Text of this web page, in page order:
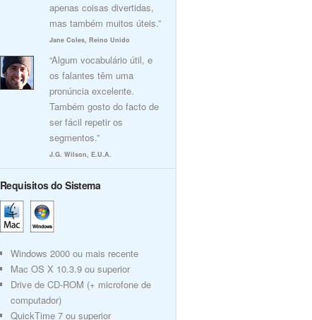
apenas coisas divertidas,
mas também muitos úteis.”
Jane Coles, Reino Unido
“Algum vocabulário útil, e
os falantes têm uma
pronúncia excelente.
Também gosto do facto de
ser fácil repetir os
segmentos.”
J.G. Wilson, E.U.A.
Requisitos do Sistema
Windows 2000 ou mais recente
Mac OS X 10.3.9 ou superior
Drive de CD-ROM (+ microfone de
computador)
QuickTime 7 ou superior